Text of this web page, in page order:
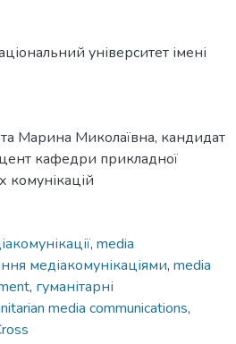
університет імені
Марина Миколаївна, кандидат
кафедри прикладної
комунікацій
, media
медіакомунікаціями, media
, гуманітарні
media communications,